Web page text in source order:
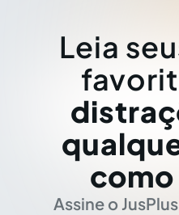
Leia
Assine o